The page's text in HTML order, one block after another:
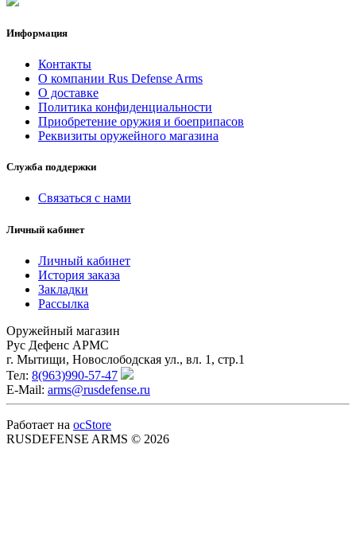
Информация
Контакты
О компании Rus Defense Arms
О доставке
Политика конфиденциальности
Приобретение оружия и боеприпасов
Реквизиты оружейного магазина
Служба поддержки
Связаться с нами
Личный кабинет
Личный кабинет
История заказа
Закладки
Рассылка
Оружейный магазин
Рус Дефенс АРМС
г. Мытищи, Новослободская ул., вл. 1, стр.1
Тел: 8(963)990-57-47
E-Mail: arms@rusdefense.ru
Работает на ocStore
RUSDEFENSE ARMS © 2026